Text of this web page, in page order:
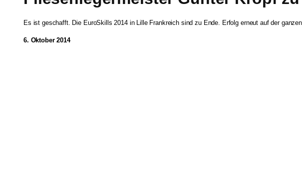
Es ist geschafft. Die EuroSkills 2014 in Lille Frankreich sind zu Ende. Erfolg erneut auf der
6. Oktober 2014